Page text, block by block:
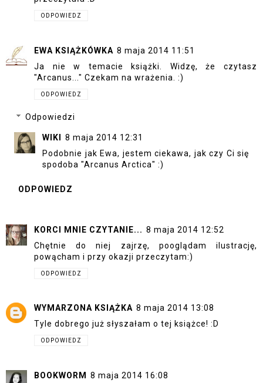
ODPOWIEDZ
EWA KSIĄŻKÓWKA 8 maja 2014 11:51
Ja nie w temacie książki. Widzę, że czytasz
"Arcanus..." Czekam na wrażenia. :)
ODPOWIEDZ
Odpowiedzi
WIKI
8 maja 2014 12:31
Podobnie jak Ewa, jestem ciekawa, jak czy Ci się
spodoba "Arcanus Arctica" :)
ODPOWIEDZ
KORCI MNIE CZYTANIE... 8 maja 2014 12:52
Chętnie do niej zajrzę, pooglądam ilustrację,
powącham i przy okazji przeczytam:)
ODPOWIEDZ
WYMARZONA KSIĄŻKA 8 maja 2014 13:08
Tyle dobrego już słyszałam o tej książce! :D
ODPOWIEDZ
BOOKWORM
8 maja 2014 16:08